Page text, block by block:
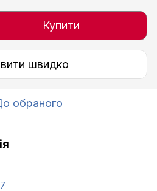
Купити
швидко
обраного